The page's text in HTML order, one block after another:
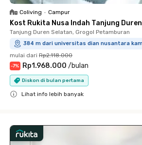
Coliving • Campur
Kost Rukita Nusa Indah Tanjung Duren
Tanjung Duren Selatan, Grogol Petamburan
384 m dari universitas dian nusantara
mulai dari Rp2.118.000
-7% Rp1.968.000 /bulan
Diskon di bulan pertama
Lihat info lebih banyak